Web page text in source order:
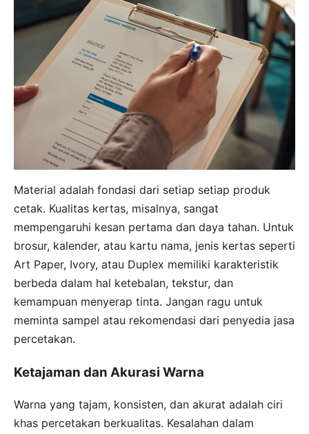
Material adalah fondasi dari setiap setiap produk
cetak. Kualitas kertas, misalnya, sangat
mempengaruhi kesan pertama dan daya tahan. Untuk
brosur, kalender, atau kartu nama, jenis kertas seperti
Art Paper, Ivory, atau Duplex memiliki karakteristik
berbeda dalam hal ketebalan, tekstur, dan
kemampuan menyerap tinta. Jangan ragu untuk
meminta sampel atau rekomendasi dari penyedia jasa
percetakan.
Ketajaman dan Akurasi Warna
Warna yang tajam, konsisten, dan akurat adalah ciri
khas percetakan berkualitas. Kesalahan dalam